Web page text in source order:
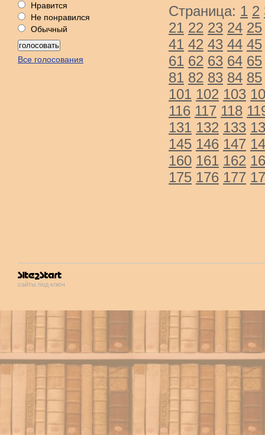
Нравится
Не понравился
Обычный
Все голосования
Страница: 1 2
21 22 23 24 25
41 42 43 44 45
61 62 63 64 65
81 82 83 84 85
101 102 103
116 117 118
131 132 133
145 146 147
160 161 162
175 176 177
сайты под ключ